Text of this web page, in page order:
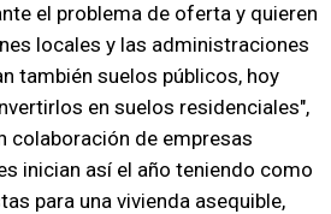
el problema de oferta y quieren
locales y las administraciones
también suelos públicos, hoy
en suelos residenciales",
colaboración de empresas
inician así el año teniendo como
para una vivienda asequible,